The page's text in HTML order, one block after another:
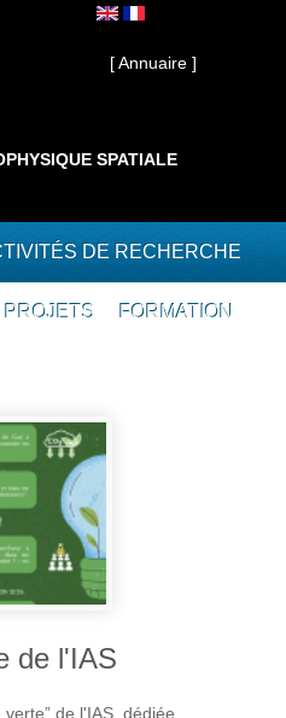
[ Annuaire ]
SPATIALE
DE RECHERCHE
PROJETS FORMATION
de l'IAS
de l'IAS, dédiée